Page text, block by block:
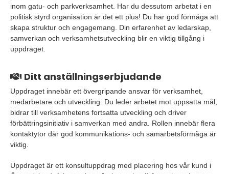
inom gatu- och parkverksamhet. Har du dessutom arbetat i en
politisk styrd organisation är det ett plus! Du har god förmåga att
skapa struktur och engagemang. Din erfarenhet av ledarskap,
samverkan och verksamhetsutveckling blir en viktig tillgång i
uppdraget.
Ditt anställningserbjudande
Uppdraget innebär ett övergripande ansvar för verksamhet,
medarbetare och utveckling. Du leder arbetet mot uppsatta mål,
bidrar till verksamhetens fortsatta utveckling och driver
förbättringsinitiativ i samverkan med andra. Rollen innebär flera
kontaktytor där god kommunikations- och samarbetsförmåga är
viktig.
Uppdraget är ett konsultuppdrag med placering hos vår kund i